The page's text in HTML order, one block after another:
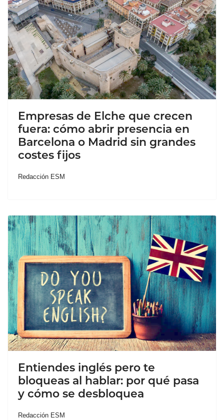
Empresas de Elche que crecen
fuera: cómo abrir presencia en
Barcelona o Madrid sin grandes
costes fijos
Redacción ESM
Entiendes inglés pero te
bloqueas al hablar: por qué pasa
y cómo se desbloquea
Redacción ESM